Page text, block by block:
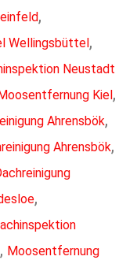
,
Wellingsbüttel,
Neustadt
Kiel,
Ahrensbök,
Ahrensbök,
,
, Moosentfernung